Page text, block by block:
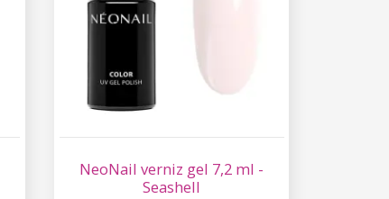
NeoNail verniz gel 7,2 ml -
Seashell